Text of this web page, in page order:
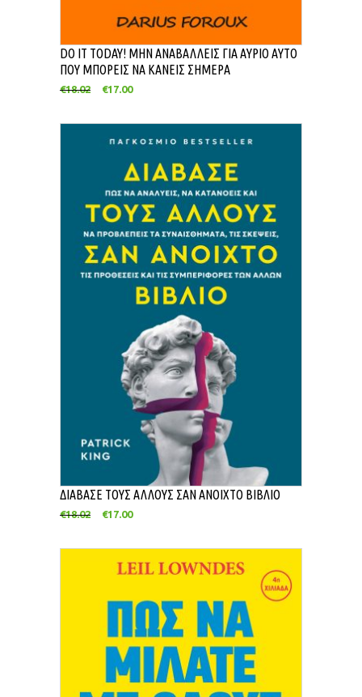
DO IT TODAY! ΜΗΝ ΑΝΑΒΑΛΛΕΙΣ ΓΙΑ ΑΥΡΙΟ ΑΥΤΟ
ΠΟΥ ΜΠΟΡΕΙΣ ΝΑ ΚΑΝΕΙΣ ΣΗΜΕΡΑ
€18.02 €17.00
ΔΙΑΒΑΣΕ ΤΟΥΣ ΑΛΛΟΥΣ ΣΑΝ ΑΝΟΙΧΤΟ ΒΙΒΛΙΟ
€18.02 €17.00